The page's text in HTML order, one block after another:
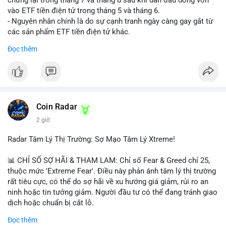
vào ETF tiền điện tử trong tháng 5 và tháng 6.
- Nguyên nhân chính là do sự cạnh tranh ngày càng gay gắt từ
các sản phẩm ETF tiền điện tử khác.
Hyperliquid có thể đã giảm bớt, ảnh hưởng đến dòng vốn và
- Nhà đầu tư cần theo dõi sát sao diễn biến thị trường và các
#binancesquare #cryptonews
📰 Nguồn: CoinDesk
Đọc thêm
Coin Radar
2 giờ
Radar Tâm Lý Thị Trường: Sợ Mạo Tâm Lý Xtreme!
📊 CHỈ SỐ SỢ HÃI & THAM LAM: Chỉ số Fear & Greed chỉ 25,
thuộc mức 'Extreme Fear'. Điều này phản ánh tâm lý thị trường
rất tiêu cực, có thể do sợ hãi về xu hướng giá giảm, rủi ro an
ninh hoặc tin tưởng giảm. Người đầu tư có thể đang tránh giao
dịch hoặc chuẩn bị cắt lỗ.
📈 XU HƯỚNG TÌM KIẾM & THẢO LUẬN: Coin trending trên
Đọc thêm